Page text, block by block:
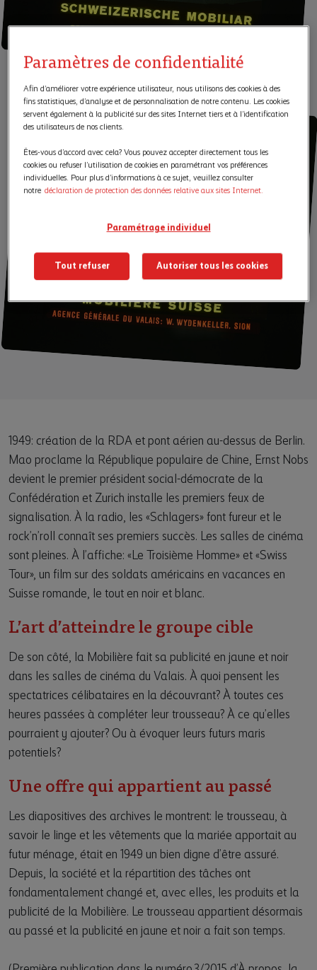
1949: création de la RDA et pont aérien au-dessus de Berlin.
Mao proclame la République populaire de Chine, Ernst Nobs
devient le premier président social-démocrate de la
Confédération et Zurich installe les premiers feux de
signalisation. À la radio, les «Schlagers» font fureur et le
rock’n’roll connaît ses premiers succès. Les salles de cinéma
sont pleines. À l’affiche: «Le Troisième Homme» et «Swiss
Tour», un film sur des soldats américains en vacances en
Suisse romande, le tout en noir et blanc.
L’art d’atteindre le groupe cible
De son côté, la Mobilière fait sa publicité en jaune et noir
dans les salles de cinéma du Valais. À quoi pensent les
spectatrices célibataires en la découvrant? À toutes ces
heures passées à compléter leur trousseau? À ce qu’elles
pourraient y ajouter? Ou à évoquer leurs futurs maris
potentiels?
Une offre qui appartient au passé
Les diapositives des archives le montrent: le trousseau, à
savoir le linge et les vêtements que la mariée apportait au
futur ménage, était en 1949 un bien digne d’être assuré.
Depuis, la société et la répartition des tâches ont
fondamentalement changé et, avec elles, les produits et la
publicité de la Mobilière. Le trousseau appartient désormais
au passé et la publicité en jaune et noir a fait son temps.
Paramètres de confidentialité
Afin d’améliorer votre expérience utilisateur, nous utilisons des cookies à des
fins statistiques, d’analyse et de personnalisation de notre contenu. Les cookies
servent également à la publicité sur des sites Internet tiers et à l’identification
des utilisateurs de nos clients.
Êtes-vous d’accord avec cela? Vous pouvez accepter directement tous les
cookies ou refuser l’utilisation de cookies en paramétrant vos préférences
individuelles. Pour plus d’informations à ce sujet, veuillez consulter
notre déclaration de protection des données relative aux sites Internet.
Paramétrage individuel
Tout refuser Autoriser tous les cookies